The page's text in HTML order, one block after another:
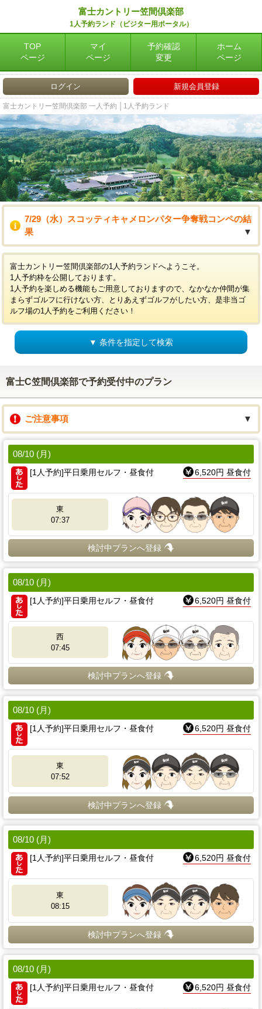
富士カントリー笠間倶楽部
1人予約ランド（ビジター用ポータル）
TOP
ページ
マイ
ページ
予約確認
変更
ホーム
ページ
ログイン 新規会員登録
富士カントリー笠間倶楽部 一人予約 │1人予約ランド
7/29（水）スコッティキャメロンパター争奪戦コンペの結
果
▼
富士カントリー笠間倶楽部の1人予約ランドへようこそ。
1人予約枠を公開しております。
1人予約を楽しめる機能もご用意しておりますので、なかなか仲間が集
まらずゴルフに行けない方、とりあえずゴルフがしたい方、是非当ゴ
ルフ場の1人予約をご利用ください！
▼ 条件を指定して検索
富士C笠間倶楽部で予約受付中のプラン
ご注意事項 ▼
08/10 (月)
[1人予約]平日乗用セルフ・昼食付
6,520円 昼食付
東
07:37
検討中プランへ登録
08/10 (月)
[1人予約]平日乗用セルフ・昼食付
6,520円 昼食付
西
07:45
検討中プランへ登録
08/10 (月)
[1人予約]平日乗用セルフ・昼食付
6,520円 昼食付
東
07:52
検討中プランへ登録
08/10 (月)
[1人予約]平日乗用セルフ・昼食付
6,520円 昼食付
東
08:15
検討中プランへ登録
08/10 (月)
[1人予約]平日乗用セルフ・昼食付
6,520円 昼食付